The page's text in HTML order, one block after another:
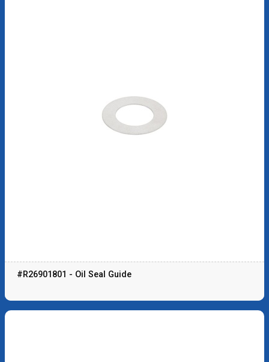
#R26901801 - Oil Seal Guide